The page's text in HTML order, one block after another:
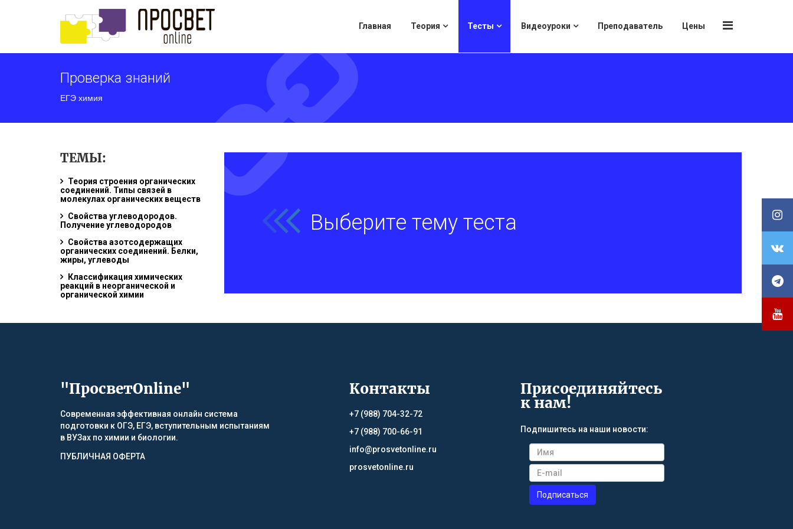
Главная Теория Тесты Видеоуроки Преподаватель Цены
Проверка знаний
ЕГЭ химия
ТЕМЫ:
Теория строения органических
соединений. Типы связей в
молекулах органических веществ
Свойства углеводородов.
Получение углеводородов
Свойства азотсодержащих
органических соединений. Белки,
жиры, углеводы
Классификация химических
реакций в неорганической и
органической химии
Выберите тему теста
"ПросветOnline"
Современная эффективная онлайн система
подготовки к ОГЭ, ЕГЭ, вступительным испытаниям
в ВУЗах по химии и биологии.
ПУБЛИЧНАЯ ОФЕРТА
Контакты
+7 (988) 704-32-72
+7 (988) 700-66-91
info@prosvetonline.ru
prosvetonline.ru
Присоединяйтесь
к нам!
Подпишитесь на наши новости: